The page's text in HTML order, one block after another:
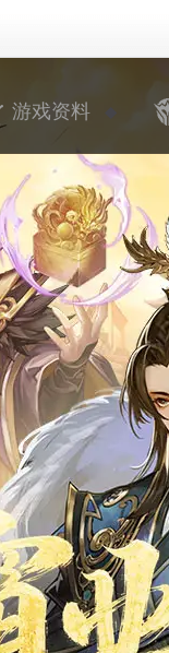
游戏资料